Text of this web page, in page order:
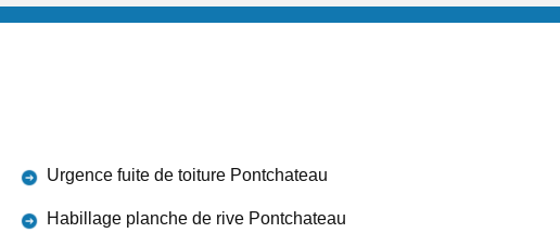
Urgence fuite de toiture Pontchateau
Habillage planche de rive Pontchateau